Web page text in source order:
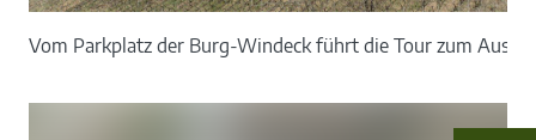
Vom Parkplatz der Burg-Windeck führt die Tour zum